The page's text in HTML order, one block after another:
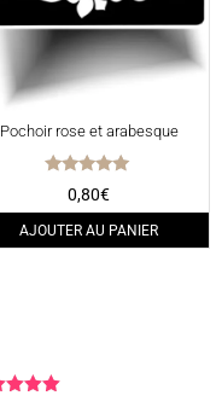
Pochoir rose et arabesque
Note
5.00
0,80€
AJOUTER AU PANIER